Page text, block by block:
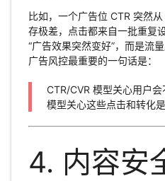
比如，一个广告位 CTR 突然
存极差，点击都来自一批重复
“广告效果突然变好”，而是流量
广告风控最重要的一句话是：
CTR/CVR 模型关心用户
模型关心这些点击和转化
4. 内容安